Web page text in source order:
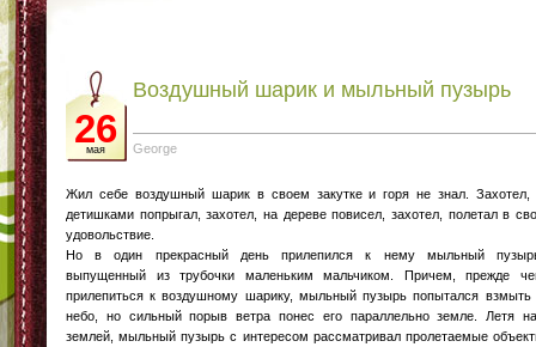
26
мая
Воздушный шарик и мыльный пузырь
George
Жил себе воздушный шарик в своем закутке и горя не знал. Захотел,
детишками попрыгал, захотел, на дереве повисел, захотел, полетал в
удовольствие.
Но в один прекрасный день прилепился к нему мыльный
выпущенный из трубочки маленьким мальчиком. Причем, прежде
прилепиться к воздушному шарику, мыльный пузырь попытался взмыть
небо, но сильный порыв ветра понес его параллельно земле. Летя
землей, мыльный пузырь с интересом рассматривал пролетаемые